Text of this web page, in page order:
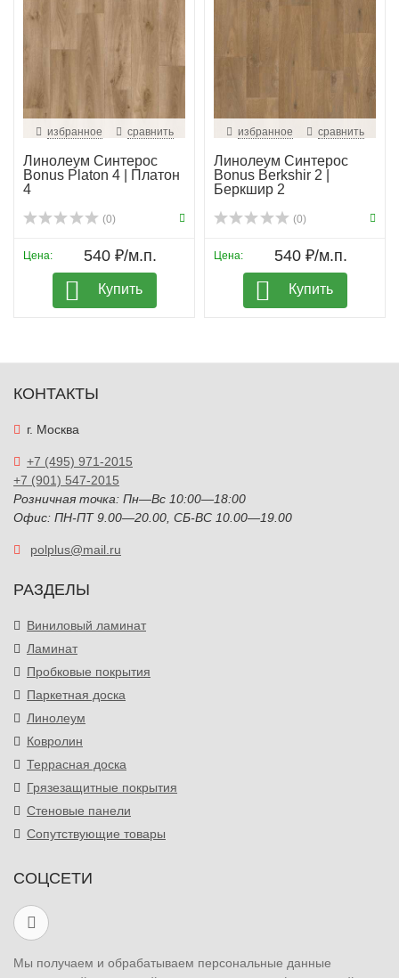
избранное сравнить
Линолеум Синтерос
Bonus Platon 4 | Платон
4
(0)
Цена: 540 ₽/м.п.
Купить
избранное сравнить
Линолеум Синтерос
Bonus Berkshir 2 |
Беркшир 2
(0)
Цена: 540 ₽/м.п.
Купить
КОНТАКТЫ
г. Москва
+7 (495) 971-2015
+7 (901) 547-2015
Розничная точка: Пн—Вс 10:00—18:00
Офис: ПН-ПТ 9.00—20.00, СБ-ВС 10.00—19.00
polplus@mail.ru
РАЗДЕЛЫ
Виниловый ламинат
Ламинат
Пробковые покрытия
Паркетная доска
Линолеум
Ковролин
Террасная доска
Грязезащитные покрытия
Стеновые панели
Сопутствующие товары
СОЦСЕТИ
Мы получаем и обрабатываем персональные данные